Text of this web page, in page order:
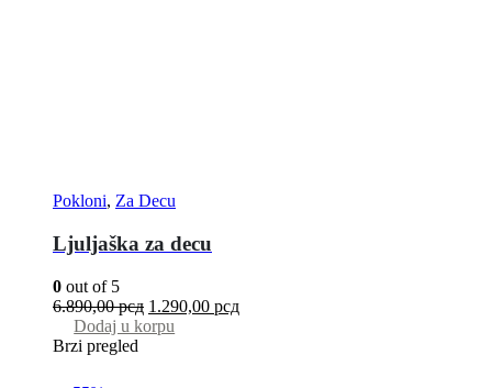
Pokloni, Za Decu
Ljuljaška za decu
0 out of 5
6.890,00рсд 1.290,00 рсд
Dodaj u korpu
Brzi pregled